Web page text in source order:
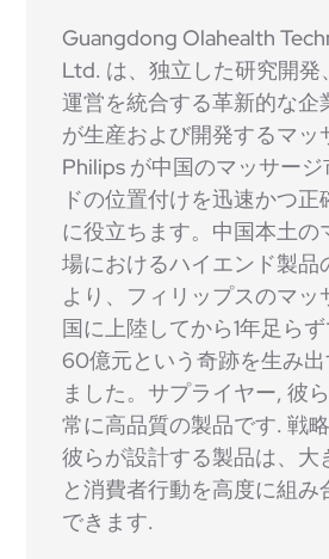
Guangdong Olahealth
Ltd. は、独立した研究開発
運営を統合する革新的な企
が生産および開発するマッ
Philips が中国のマッサー
ドの位置付けを迅速かつ
に役立ちます。中国本土の
場におけるハイエンド製品
より、フィリップスのマッ
国に上陸してから1年足ら
60億元という奇跡を生み出
ました。サプライヤー, 彼
常に高品質の製品です. 戦
彼らが設計する製品は、大
と消費者行動を高度に組み
できます.